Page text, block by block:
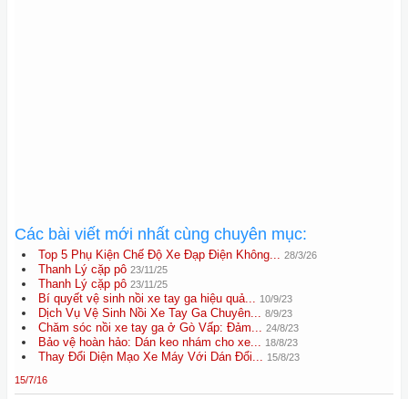
Các bài viết mới nhất cùng chuyên mục:
Top 5 Phụ Kiện Chế Độ Xe Đạp Điện Không... 28/3/26
Thanh Lý cặp pô 23/11/25
Thanh Lý cặp pô 23/11/25
Bí quyết vệ sinh nồi xe tay ga hiệu quả... 10/9/23
Dịch Vụ Vệ Sinh Nồi Xe Tay Ga Chuyên... 8/9/23
Chăm sóc nồi xe tay ga ở Gò Vấp: Đảm... 24/8/23
Bảo vệ hoàn hảo: Dán keo nhám cho xe... 18/8/23
Thay Đổi Diện Mạo Xe Máy Với Dán Đổi... 15/8/23
15/7/16